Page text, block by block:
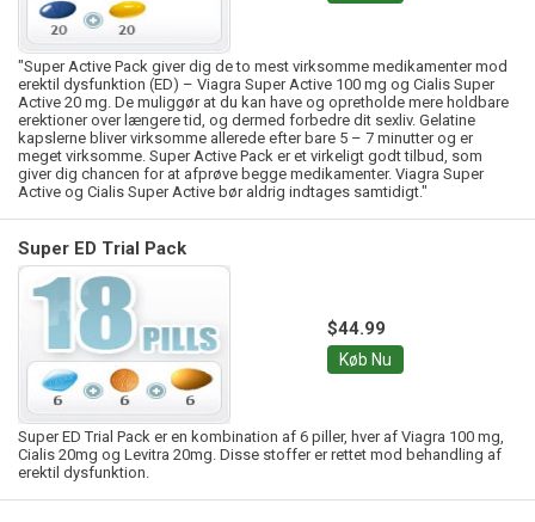
"Super Active Pack giver dig de to mest virksomme medikamenter mod
erektil dysfunktion (ED) – Viagra Super Active 100 mg og Cialis Super
Active 20 mg. De muliggør at du kan have og opretholde mere holdbare
erektioner over længere tid, og dermed forbedre dit sexliv. Gelatine
kapslerne bliver virksomme allerede efter bare 5 – 7 minutter og er
meget virksomme. Super Active Pack er et virkeligt godt tilbud, som
giver dig chancen for at afprøve begge medikamenter. Viagra Super
Active og Cialis Super Active bør aldrig indtages samtidigt."
Super ED Trial Pack
$44.99
Køb Nu
Super ED Trial Pack er en kombination af 6 piller, hver af Viagra 100 mg,
Cialis 20mg og Levitra 20mg. Disse stoffer er rettet mod behandling af
erektil dysfunktion.